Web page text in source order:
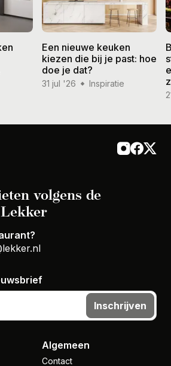
Een nieuwe keuken
kiezen die bij je past: hoe
doe je dat?
31 jul '26 Inspiratie
volgens de
Inschrijven
Algemeen
Contact